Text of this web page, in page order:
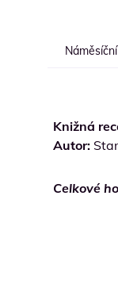
Knižná
Autor:
Celkové